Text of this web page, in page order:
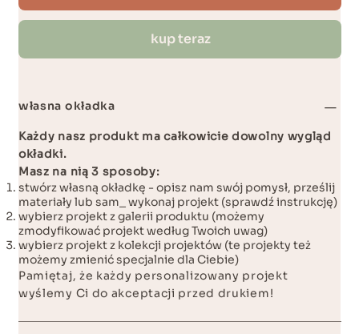
kup teraz
własna okładka
Każdy nasz produkt ma całkowicie dowolny wygląd
okładki.
Masz na nią 3 sposoby:
stwórz własną okładkę - opisz nam swój pomysł, prześlij
materiały lub sam_ wykonaj projekt (sprawdź instrukcję)
wybierz projekt z galerii produktu (możemy
zmodyfikować projekt według Twoich uwag)
wybierz projekt z kolekcji projektów(te projekty też
możemy zmienić specjalnie dla Ciebie)
Pamiętaj, że każdy personalizowany projekt
wyślemy Ci do akceptacji przed drukiem!